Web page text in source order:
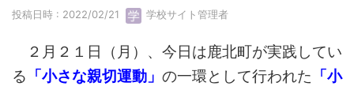
投稿日時 : 2022/02/21 学校サイト管理者
２月２１日（月）、今日は鹿北町が実践してい
る 「小さな親切運動」 の一環として行われた 「小